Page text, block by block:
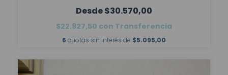
$30.570,00
$22.927,50 con Transferencia
6 cuotas sin interés de $5.095,00